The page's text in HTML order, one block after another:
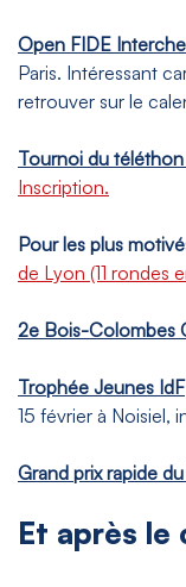
Open FIDE
Paris. Intéressant
retrouver sur le
Tournoi du
Inscription.
Pour les plus
de Lyon (11 rondes
2e Bois-Colombes
Trophée Jeunes IdF
15 février à Noisiel,
Grand prix rapide
Et après le